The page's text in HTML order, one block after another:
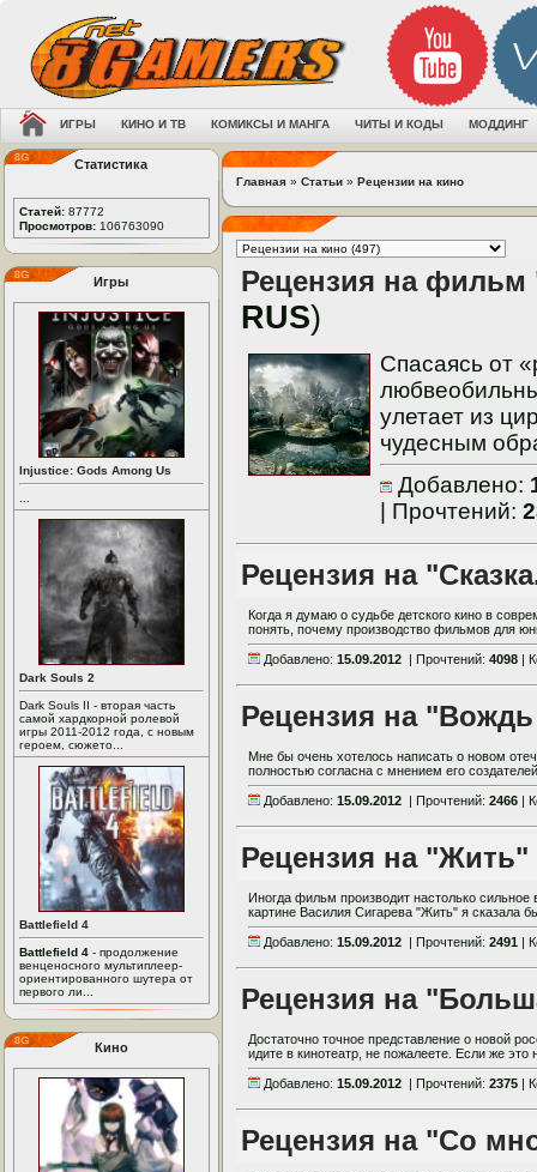
ИГРЫ КИНО И ТВ КОМИКСЫ И МАНГА ЧИТЫ И КОДЫ МОДДИНГ
Статистика
Статей: 87772
Просмотров: 106763090
Игры
Injustice: Gods Among Us
Dark Souls 2
Dark Souls II - вторая часть
самой хардкорной ролевой
игры 2011-2012 года, с новым
героем, сюжето...
Battlefield 4
Battlefield 4 - продолжение
венценосного мультиплеер-
ориентированного шутера от
первого ли...
Кино
Главная » Статьи » Рецензии на кино
Рецензия на
RUS)
Спасаясь от
улетает из
чудесным
Добавлено:
| Прочтений:
Рецензия на
Когда я думаю о судьбе детского кино в
понять, почему производство фильмов для
Добавлено: 15.09.2012 | Прочтений: 4098 |
Рецензия на
Мне бы очень хотелось написать о новом
полностью согласна с мнением его
Добавлено: 15.09.2012 | Прочтений: 2466 |
Рецензия на "Жить"
Иногда фильм производит настолько
картине Василия Сигарева "Жить" я сказала
Добавлено: 15.09.2012 | Прочтений: 2491 |
Рецензия на
Достаточно точное представление о новой
идите в кинотеатр, не пожалеете. Если же это
Добавлено: 15.09.2012 | Прочтений: 2375 |
Рецензия на "Со